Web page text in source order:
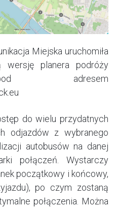
Miejska uruchomiła
planera podróży
adresem
do wielu przydatnych
odjazdów z wybranego
autobusów na danej
połączeń. Wystarczy
początkowy i końcowy,
po czym zostaną
połączenia. Można